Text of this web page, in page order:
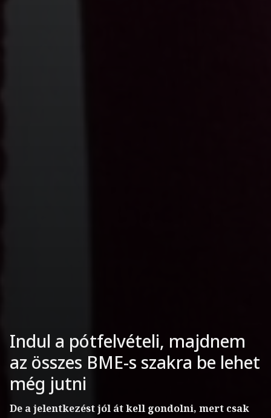
jobb kvantumlabor, mint a
BME-n
A felújított és világszínvonalú műszerekkel
frissített laboratóriumból kerülhetnek ki a jövő